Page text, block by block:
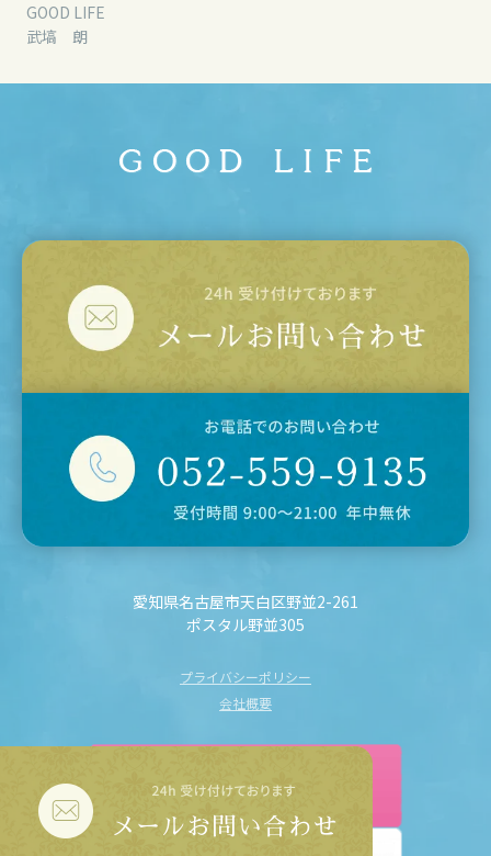
GOOD LIFE
武塙 朗
愛知県名古屋市天白区野並2-261
ポスタル野並305
プライバシーポリシー
会社概要